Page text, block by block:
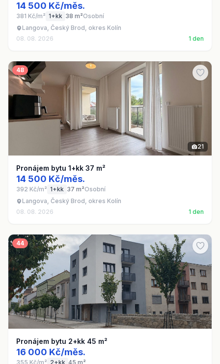
14 500 Kč/měs.
381 Kč/m² 1+kk 38 m²Osobní
Langova, Český Brod, okres Kolín
08. 08. 2026
1 den
48
21
Pronájem bytu 1+kk 37 m²
14 500 Kč/měs.
392 Kč/m² 1+kk 37 m²Osobní
Langova, Český Brod, okres Kolín
08. 08. 2026
1 den
44
Pronájem bytu 2+kk 45 m²
16 000 Kč/měs.
355 Kč/m² 2+kk 45 m²